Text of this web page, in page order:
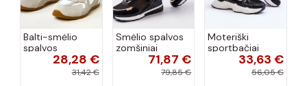
Balti-smėlio
spalvos
sportiniai28,28 €
31,42 €
Smėlio spalvos
zomšiniai
sportiniai
bateliai, „Karino"
71,87 €
79,85 €
Moteriški
sportbačiai
juodos spalvos
33,63 €
56,05 €